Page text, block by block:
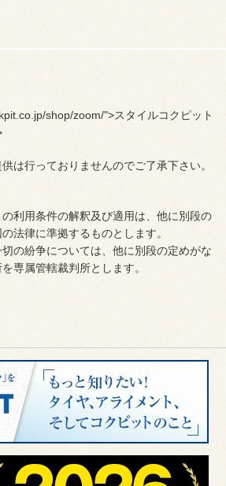
shop/zoom/">スタイルコクピット
は行っておりませんのでご了承下さい。
利用条件の解釈及び適用は、他に別段の
法律に準拠するものとします。
の紛争については、他に別段の定めがな
専属管轄裁判所とします。